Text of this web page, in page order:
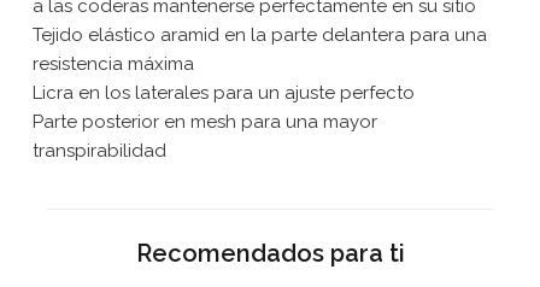
a las coderas mantenerse perfectamente en su sitio
Tejido elástico aramid en la parte delantera para una
resistencia máxima
Licra en los laterales para un ajuste perfecto
Parte posterior en mesh para una mayor
transpirabilidad
Recomendados para ti